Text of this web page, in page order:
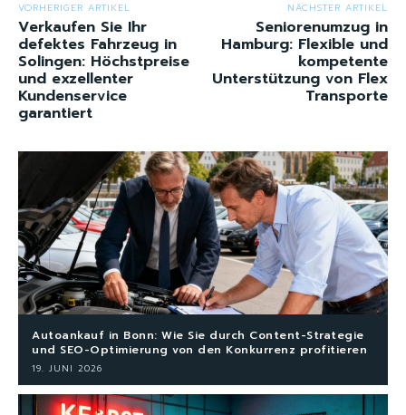
VORHERIGER ARTIKEL
Verkaufen Sie Ihr
defektes Fahrzeug in
Solingen: Höchstpreise
und exzellenter
Kundenservice
garantiert
NÄCHSTER ARTIKEL
Seniorenumzug in
Hamburg: Flexible und
kompetente
Unterstützung von Flex
Transporte
Autoankauf in Bonn: Wie Sie durch Content-Strategie
und SEO-Optimierung von den Konkurrenz profitieren
19. JUNI 2026